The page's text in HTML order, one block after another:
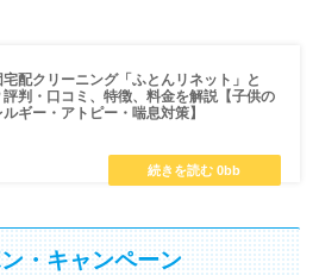
宅配クリーニング「ふとんリネット」と
評判・口コミ、特徴、料金を解説【子供の
ルギー・アトピー・喘息対策】
・キャンペーン